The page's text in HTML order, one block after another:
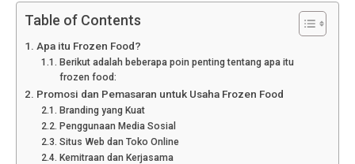
Table of Contents
Apa itu Frozen Food?
Berikut adalah beberapa poin penting tentang apa itu
frozen food:
Promosi dan Pemasaran untuk Usaha Frozen Food
Branding yang Kuat
Penggunaan Media Sosial
Situs Web dan Toko Online
Kemitraan dan Kerjasama